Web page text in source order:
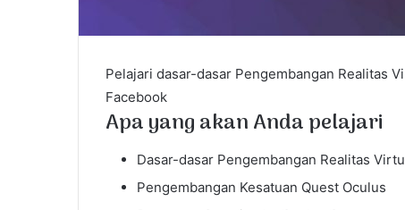
Pelajari dasar-dasar Pengembangan Realitas
Facebook
Apa yang akan Anda pelajari
Dasar-dasar Pengembangan Realitas
Pengembangan Kesatuan Quest Oculus